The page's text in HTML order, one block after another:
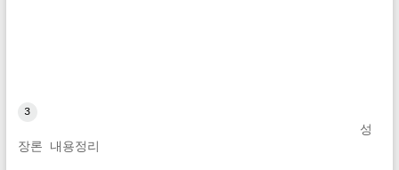
3
성
장론 내용정리